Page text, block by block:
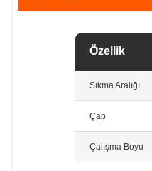
Özellik
Sıkma Aralığı
Çap
Çalışma Boyu